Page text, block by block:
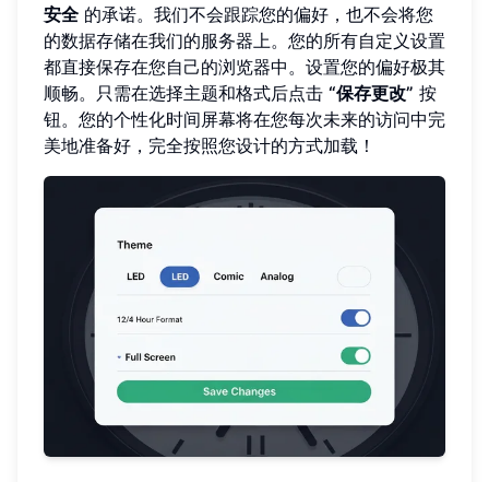
安全 的承诺。我们不会跟踪您的偏好，也不会将您
的数据存储在我们的服务器上。您的所有自定义设置
都直接保存在您自己的浏览器中。设置您的偏好极其
顺畅。只需在选择主题和格式后点击 “保存更改” 按
钮。您的个性化时间屏幕将在您每次未来的访问中完
美地准备好，完全按照您设计的方式加载！